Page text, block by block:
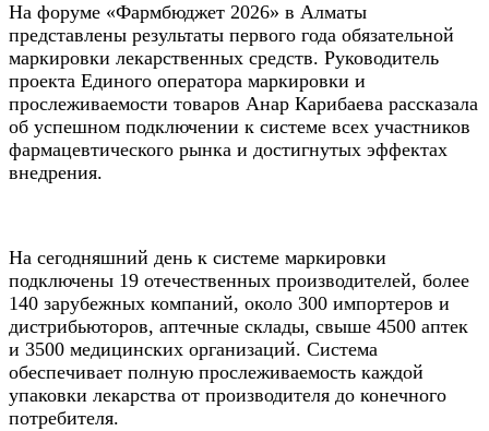
На форуме «Фармбюджет 2026» в Алматы
представлены результаты первого года обязательной
маркировки лекарственных средств. Руководитель
проекта Единого оператора маркировки и
прослеживаемости товаров Анар Карибаева рассказала
об успешном подключении к системе всех участников
фармацевтического рынка и достигнутых эффектах
внедрения.
На сегодняшний день к системе маркировки
подключены 19 отечественных производителей, более
140 зарубежных компаний, около 300 импортеров и
дистрибьюторов, аптечные склады, свыше 4500 аптек
и 3500 медицинских организаций. Система
обеспечивает полную прослеживаемость каждой
упаковки лекарства от производителя до конечного
потребителя.